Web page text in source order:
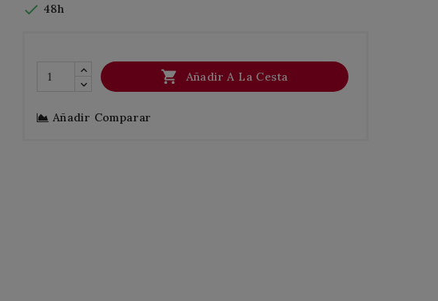
 48h
 Añadir A La Cesta
Añadir Comparar